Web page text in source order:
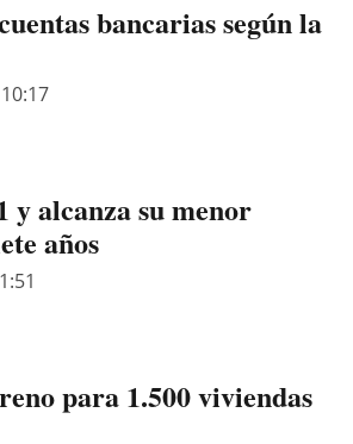
bancarias según la
y alcanza su menor
años
para 1.500 viviendas